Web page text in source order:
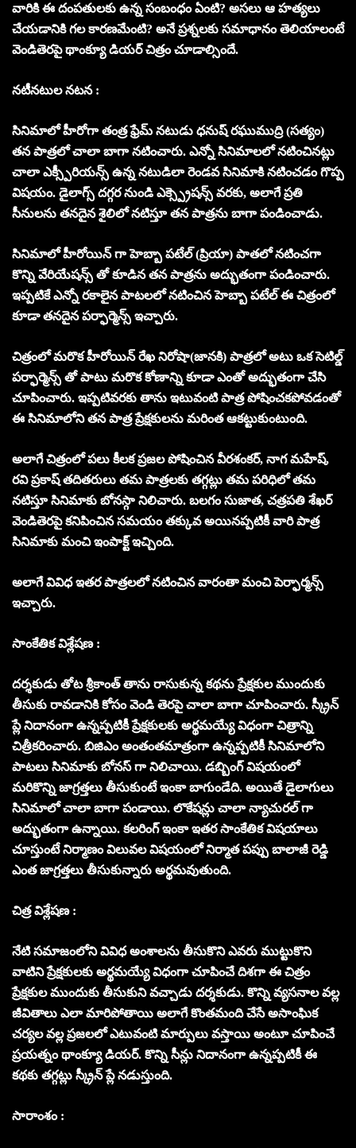
వారికి ఈ దంపతులకు ఉన్న సంబంధం ఏంటి? అసలు ఆ హత్యలు
చేయడానికి గల కారణమేంటి? అనే ప్రశ్నలకు సమాధానం తెలియాలంటే
వెండితెరపై థాంక్యూ డియర్ చిత్రం చూడాల్సిందే.
నటీనటుల నటన :
సినిమాలో హీరోగా తంత్ర ఫ్రేమ్ నటుడు ధనుష్ రఘుముద్రి (సత్యం)
తన పాత్రలో చాలా బాగా నటించారు. ఎన్నో సినిమాలలో నటించినట్లు
చాలా ఎక్స్పీరియన్స్ ఉన్న నటుడిలా రెండవ సినిమాకి నటించడం గొప్ప
విషయం. డైలాగ్స్ దగ్గర నుండి ఎక్స్ప్రెషన్స్ వరకు, అలాగే ప్రతి
సీనులను తనదైన శైలిలో నటిస్తూ తన పాత్రను బాగా పండించాడు.
సినిమాలో హీరోయిన్ గా హెబ్బా పటేల్ (ప్రియా) పాతలో నటించగా
కొన్ని వేరియేషన్స్ తో కూడిన తన పాత్రను అద్భుతంగా పండించారు.
ఇప్పటికే ఎన్నో రకాలైన పాటలలో నటించిన హెబ్బా పటేల్ ఈ చిత్రంలో
కూడా తనదైన పర్ఫార్మెన్స్ ఇచ్చారు.
చిత్రంలో మరొక హీరోయిన్ రేఖ నిరోషా(జానకి) పాత్రలో అటు ఒక సెటిల్డ్
పర్ఫార్మెన్స్ తో పాటు మరొక కోణాన్ని కూడా ఎంతో అద్భుతంగా చేసి
చూపించారు. ఇప్పటివరకు తాను ఇటువంటి పాత్ర పోషించకపోవడంతో
ఈ సినిమాలోని తన పాత్ర ప్రేక్షకులను మరింత ఆకట్టుకుంటుంది.
అలాగే చిత్రంలో పలు కీలక ప్రజల పోషించిన వీరశంకర్, నాగ మహేష్,
రవి ప్రకాష్ తదితరులు తమ పాత్రలకు తగ్గట్లు తమ పరిధిలో తమ
నటిస్తూ సినిమాకు బోనస్గా నిలిచారు. బలగం సుజాత, చత్రపతి శేఖర్
వెండితెరపై కనిపించిన సమయం తక్కువ అయినప్పటికీ వారి పాత్ర
సినిమాకు మంచి ఇంపాక్ట్ ఇచ్చింది.
అలాగే వివిధ ఇతర పాత్రలలో నటించిన వారంతా మంచి పెర్ఫార్మన్స్
ఇచ్చారు.
సాంకేతిక విశ్లేషణ :
దర్శకుడు తోట శ్రీకాంత్ తాను రాసుకున్న కథను ప్రేక్షకుల ముందుకు
తీసుకు రావడానికి కోసం వెండి తెరపై చాలా బాగా చూపించారు. స్క్రీన్
ప్లే నిదానంగా ఉన్నప్పటికీ ప్రేక్షకులకు అర్థమయ్యే విధంగా చిత్రాన్ని
చిత్రీకరించారు. బిజిఎం అంతంతమాత్రంగా ఉన్నప్పటికీ సినిమాలోని
పాటలు సినిమాకు బోనస్ గా నిలిచాయి. డబ్బింగ్ విషయంలో
మరికొన్ని జాగ్రత్తలు తీసుకుంటే ఇంకా బాగుండేది. అయితే డైలాగులు
సినిమాలో చాలా బాగా పండాయి. లొకేషన్లు చాలా న్యాచురల్ గా
అద్భుతంగా ఉన్నాయి. కలరింగ్ ఇంకా ఇతర సాంకేతిక విషయాలు
చూస్తుంటే నిర్మాణం విలువల విషయంలో నిర్మాత పప్పు బాలాజీ రెడ్డి
ఎంత జాగ్రత్తలు తీసుకున్నారు అర్థమవుతుంది.
చిత్ర విశ్లేషణ :
నేటి సమాజంలోని వివిధ అంశాలను తీసుకొని ఎవరు ముట్టుకొని
వాటిని ప్రేక్షకులకు అర్థమయ్యే విధంగా చూపించే దిశగా ఈ చిత్రం
ప్రేక్షకుల ముందుకు తీసుకుని వచ్చాడు దర్శకుడు. కొన్ని వ్యసనాల వల్ల
జీవితాలు ఎలా మారిపోతాయి అలాగే కొంతమంది చేసే అసాంఘిక
చర్యల వల్ల ప్రజలలో ఎటువంటి మార్పులు వస్తాయి అంటూ చూపించే
ప్రయత్నం థాంక్యూ డియర్. కొన్ని సీన్లు నిదానంగా ఉన్నప్పటికీ ఈ
కథకు తగ్గట్లు స్క్రీన్ ప్లే నడుస్తుంది.
సారాంశం :